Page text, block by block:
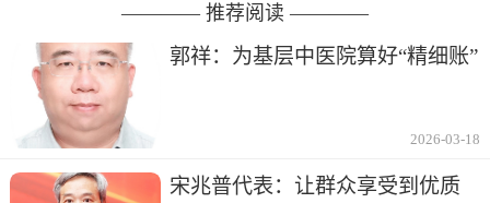
———— 推荐阅读 ————
郭祥：为基层中医院算好“精细账”
2026-03-18
宋兆普代表：让群众享受到优质